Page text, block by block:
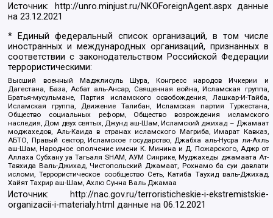
Источник: http://unro.minjust.ru/NKOForeignAgent.aspxданные
на23.12.2021
* Единый федеральный список организаций, в том числе
иностранных и международных организаций, признанных в
соответствии с законодательством Российской Федерации
террористическими:
Высший военный Маджлисуль Шура, Конгресс народов Ичкерии и
Дагестана, База, Асбат аль-Ансар, Священная война, Исламская группа,
Братья-мусульмане, Партия исламского освобождения, Лашкар-И-Тайба,
Исламская группа, Движение Талибан, Исламская партия Туркестана,
Общество социальных реформ, Общество возрождения исламского
наследия, Дом двух святых, Джунд аш-Шам, Исламский джихад – Джамаат
моджахедов, Аль-Каида в странах исламского Магриба, Имарат Кавказ,
АБТО, Правый сектор, Исламское государство, Джабха аль-Нусра ли-Ахль
аш-Шам, Народное ополчение имени К. Минина и Д. Пожарского, Аджр от
Аллаха Субхану уа Тагьаля SHAM, АУМ Синрике, Муджахеды джамаата Ат-
Тавхида Валь-Джихад, Чистопольский Джамаат, Рохнамо ба суи давлати
исломи, Террористическое сообщество Сеть, Катиба Таухид валь-Джихад,
Хайят Тахрир аш-Шам, Ахлю Сунна Валь Джамаа
Источник:
http://nac.gov.ru/terroristicheskie-i-ekstremistskie-
organizacii-i-materialy.html данные на06.12.2021